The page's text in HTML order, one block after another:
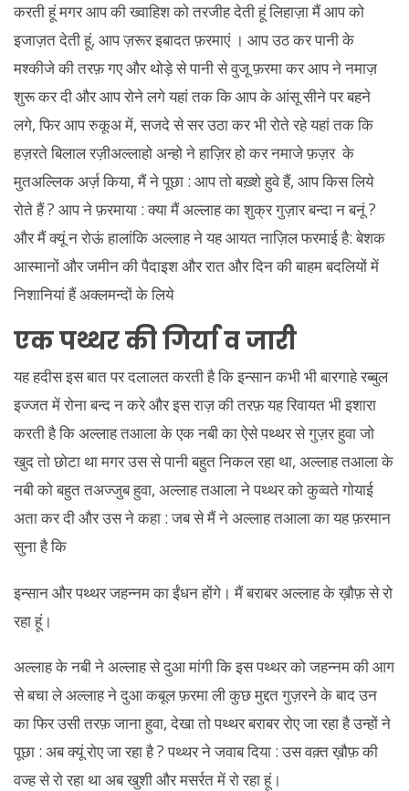
करती हूं मगर आप की ख्वाहिश को तरजीह देती हूं लिहाज़ा मैं आप को
इजाज़त देती हूं, आप ज़रूर इबादत फ़रमाएं । आप उठ कर पानी के
मश्कीजे की तरफ़ गए और थोड़े से पानी से वुजू फ़रमा कर आप ने नमाज़
शुरू कर दी और आप रोने लगे यहां तक कि आप के आंसू सीने पर बहने
लगे, फिर आप रुकूअ में, सजदे से सर उठा कर भी रोते रहे यहां तक कि
हज़रते बिलाल रज़ीअल्लाहो अन्हो ने हाज़िर हो कर नमाजे फ़ज़र के
मुतअल्लिक अर्ज़ किया, मैं ने पूछा : आप तो बख़्शे हुवे हैं, आप किस लिये
रोते हैं ? आप ने फ़रमाया : क्या मैं अल्लाह का शुक्र गुज़ार बन्दा न बनूं ?
और मैं क्यूं न रोऊं हालांकि अल्लाह ने यह आयत नाज़िल फरमाई है: बेशक
आस्मानों और जमीन की पैदाइश और रात और दिन की बाहम बदलियों में
निशानियां हैं अक्लमन्दों के लिये
एक पथ्थर की गिर्या व जारी
यह हदीस इस बात पर दलालत करती है कि इन्सान कभी भी बारगाहे रब्बुल
इज्जत में रोना बन्द न करे और इस राज़ की तरफ़ यह रिवायत भी इशारा
करती है कि अल्लाह तआला के एक नबी का ऐसे पथ्थर से गुज़र हुवा जो
खुद तो छोटा था मगर उस से पानी बहुत निकल रहा था, अल्लाह तआला के
नबी को बहुत तअज्जुब हुवा, अल्लाह तआला ने पथ्थर को कुव्वते गोयाई
अता कर दी और उस ने कहा : जब से मैं ने अल्लाह तआला का यह फ़रमान
सुना है कि
इन्सान और पथ्थर जहन्नम का ईंधन होंगे। मैं बराबर अल्लाह के ख़ौफ़ से रो
रहा हूं।
अल्लाह के नबी ने अल्लाह से दुआ मांगी कि इस पथ्थर को जहन्नम की आग
से बचा ले अल्लाह ने दुआ कबूल फ़रमा ली कुछ मुद्दत गुज़रने के बाद उन
का फिर उसी तरफ़ जाना हुवा, देखा तो पथ्थर बराबर रोए जा रहा है उन्हों ने
पूछा : अब क्यूं रोए जा रहा है ? पथ्थर ने जवाब दिया : उस वक़्त ख़ौफ़ की
वज्ह से रो रहा था अब खुशी और मसर्रत में रो रहा हूं।